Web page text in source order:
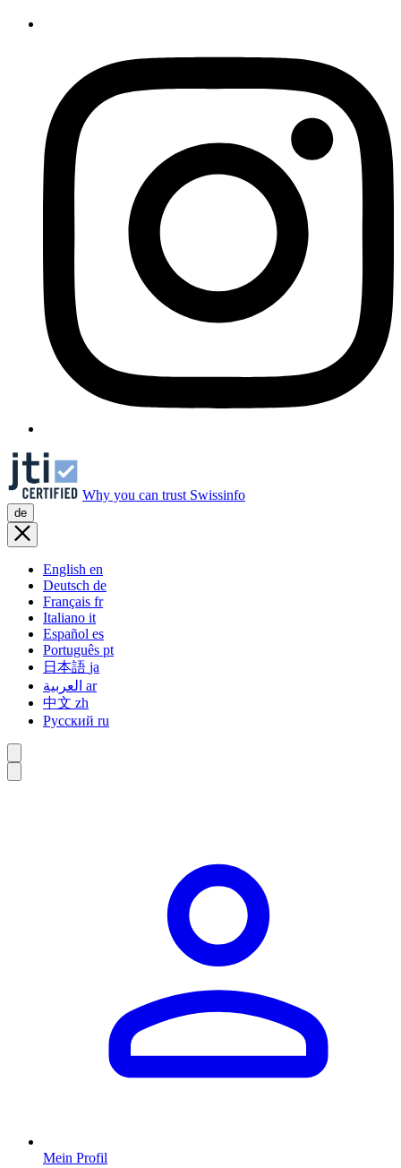
Why you can trust Swissinfo
de
English en
Deutsch de
Français fr
Italiano it
Español es
Português pt
日本語 ja
ar
中文 zh
Русский ru
Mein Profil